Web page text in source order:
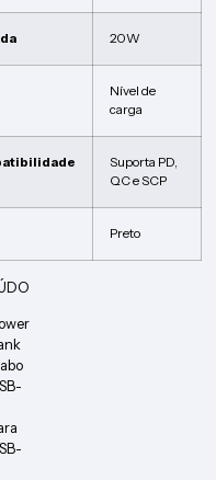
20W
Nível de
carga
Suporta PD,
QC e SCP
Preto